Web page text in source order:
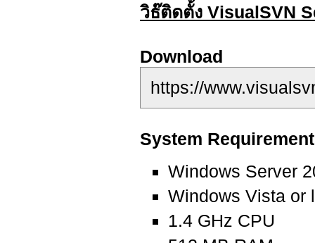
วิธ๊ติดตั้ง VisualSVN
Download
https://
System
Windows Server
Windows Vista or
1.4 GHz CPU